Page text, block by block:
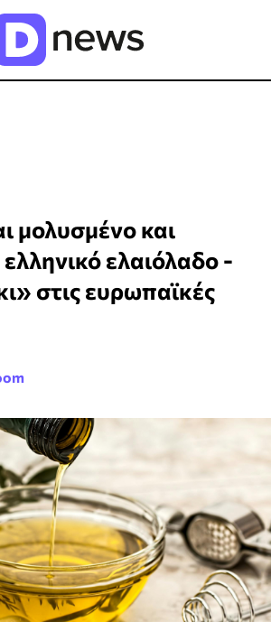
μολυσμένο και
ελαιόλαδο -
στις ευρωπαϊκές